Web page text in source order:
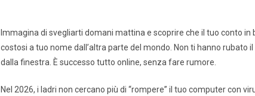
Immagina di svegliarti domani mattina e scoprire che il tuo conto
costosi a tuo nome dall’altra parte del mondo. Non ti hanno rubato
dalla finestra. È successo tutto online, senza fare rumore.
Nel 2026, i ladri non cercano più di “rompere” il tuo computer con